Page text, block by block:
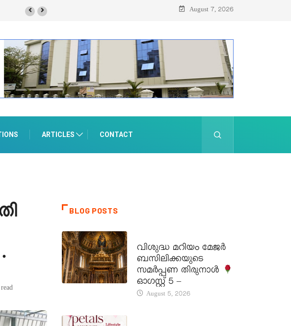
ഓഗസ്റ്റ് 8-ന്
August 7, 2026
ARTICLES CONTACT
BLOG POSTS
വിശുദ്ധ മറിയം മേജർ
ബസിലിക്കയുടെ
സമർപ്പണ തിരുനാൾ
ഓഗസ്റ്റ് 5 –
August 5, 2026